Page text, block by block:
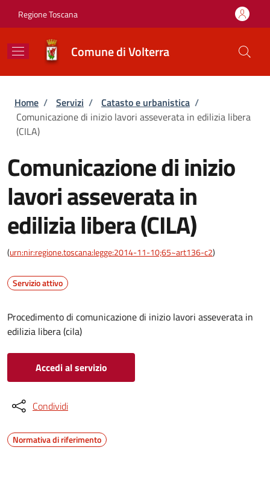
Regione Toscana
Comune di Volterra
Briciole di pane
Home / Servizi / Catasto e urbanistica /
Comunicazione di inizio lavori asseverata in edilizia libera
(CILA)
Comunicazione di inizio
lavori asseverata in
edilizia libera (CILA)
(urn:nir:regione.toscana:legge:2014-11-10;65~art136-c2)
Servizio attivo
Procedimento di comunicazione di inizio lavori asseverata in
edilizia libera (cila)
Accedi al servizio
Condividi
Normativa di riferimento